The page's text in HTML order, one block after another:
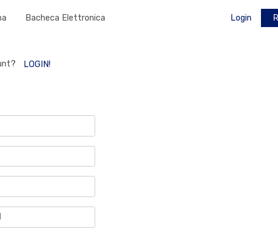
Bacheca Elettronica Login
LOGIN!